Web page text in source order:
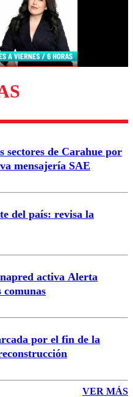
Enviar comentario
sectores de Carahue por
mensajería SAE
del país: revisa la
activa Alerta
comunas
por el fin de la
VER MÁS